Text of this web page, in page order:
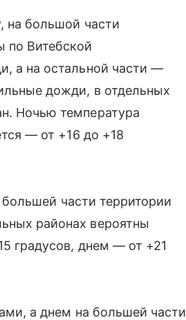
на большой части
по Витебской
а на остальной части —
дожди, в отдельных
Ночью температура
— от +16 до +18
части территории
районах вероятны
градусов, днем — от +21
а днем на большей части